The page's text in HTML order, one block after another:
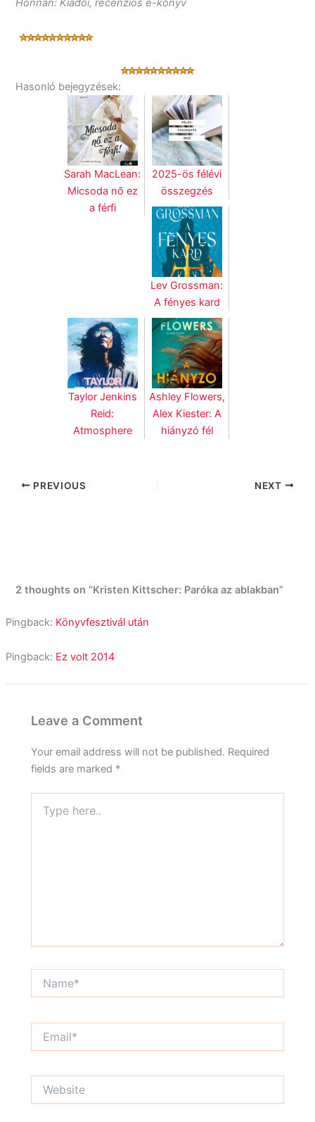
Honnan: Kiadói, recenziós e-könyv
Hasonló bejegyzések:
Sarah MacLean:
Micsoda nő ez
a férfi
2025-ös félévi
összegzés
Lev Grossman:
A fényes kard
Taylor Jenkins
Reid:
Atmosphere
Ashley Flowers,
Alex Kiester: A
hiányzó fél
PREVIOUS NEXT
2 thoughts on “Kristen Kittscher: Paróka az ablakban”
Pingback: Könyvfesztivál után
Pingback: Ez volt 2014
Leave a Comment
Your email address will not be published. Required
fields are marked *
here..